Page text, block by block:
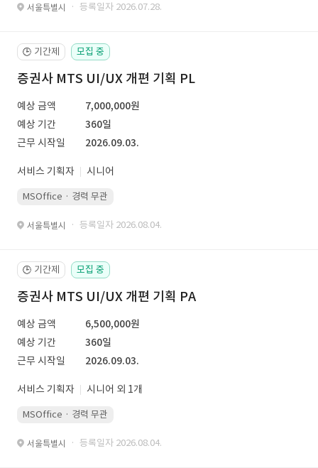
서울특별시 · 등록일자 2026.07.28.
🕒 기간제 모집 중
증권사 MTS UI/UX 개편 기획 PL
예상 금액
7,000,000원
예상 기간
360일
근무 시작일
2026.09.03.
서비스 기획자 시니어
MSOffice · 경력 무관
서울특별시 · 등록일자 2026.08.04.
🕒 기간제 모집 중
증권사 MTS UI/UX 개편 기획 PA
예상 금액
6,500,000원
예상 기간
360일
근무 시작일
2026.09.03.
서비스 기획자 시니어 외 1개
MSOffice · 경력 무관
서울특별시 · 등록일자 2026.08.04.